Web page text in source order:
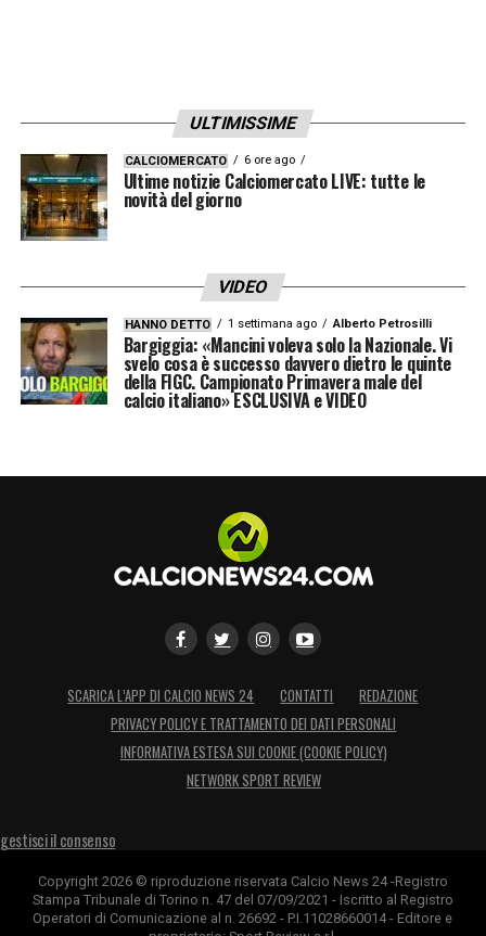
ULTIMISSIME
CALCIOMERCATO 6 ore ago
Ultime notizie Calciomercato LIVE: tutte le
novità del giorno
VIDEO
HANNO DETTO 1 settimana ago Alberto Petrosilli
Bargiggia: «Mancini voleva solo la Nazionale. Vi
svelo cosa è successo davvero dietro le quinte
della FIGC. Campionato Primavera male del
calcio italiano» ESCLUSIVA e VIDEO
SCARICA L’APP DI CALCIO NEWS 24 CONTATTI
REDAZIONE
PRIVACY POLICY E TRATTAMENTO DEI DATI PERSONALI
INFORMATIVA ESTESA SUI COOKIE (COOKIE POLICY)
NETWORK SPORT REVIEW
gestisci il consenso
Copyright 2026 © riproduzione riservata Calcio News 24 -Registro
Stampa Tribunale di Torino n. 47 del 07/09/2021 - Iscritto al Registro
Operatori di Comunicazione al n. 26692 - P.I.11028660014 - Editore e